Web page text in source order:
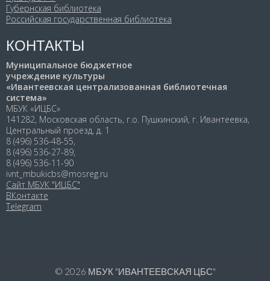
Губернская библиотека
Российская государственная библиотека
КОНТАКТЫ
Муниципальное бюджетное
учреждение культуры
«Ивантеевская централизованная библиотечная
система»
МБУК «ИЦБС»
141282, Московская область, г.о. Пушкинский, г. Ивантеевка,
Центральный проезд, д. 1
8 (496) 536-48-55,
8 (496) 536-27-89,
8 (496) 536-11-90
ivnt_mbukicbs@mosreg.ru
Сайт МБУК "ИЦБС"
ВКонтакте
Telegram
© 2026 МБУК "ИВАНТЕЕВСКАЯ ЦБС"